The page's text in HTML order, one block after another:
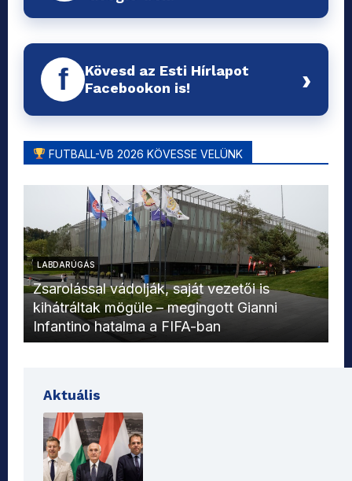
f
Kövesd az Esti Hírlapot
Facebookon is!
›
FUTBALL-VB 2026 KÖVESSE VELÜNK
LABDARÚGÁS
Zsarolással vádolják, saját vezetői is
kihátráltak mögüle – megingott Gianni
Infantino hatalma a FIFA-ban
Aktuális